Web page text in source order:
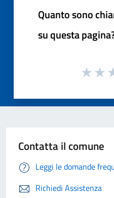
Quanto sono
su questa
Contatta il comune
Leggi le domande
Richiedi Assistenza